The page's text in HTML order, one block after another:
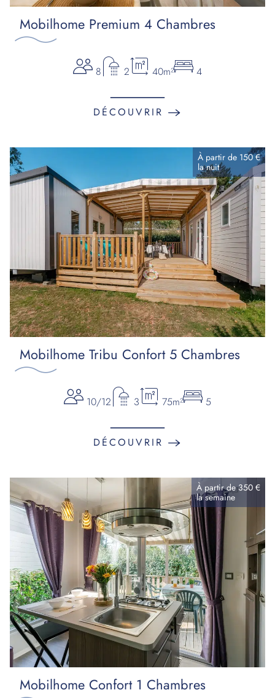
Mobilhome Premium 4 Chambres
8 2 40m² 4
DÉCOUVRIR
À partir de 150 €
lanuit
Mobilhome Tribu Confort 5 Chambres
10/12 3 75m² 5
DÉCOUVRIR
À partir de350 €
lasemaine
Mobilhome Confort 1 Chambres